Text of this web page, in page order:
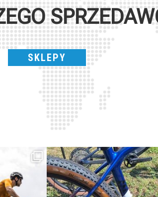
SKLEPY
sulla ghiaia,
2
Torpado ai Campionati Italiani XCO & E-
MTB
...
116 1